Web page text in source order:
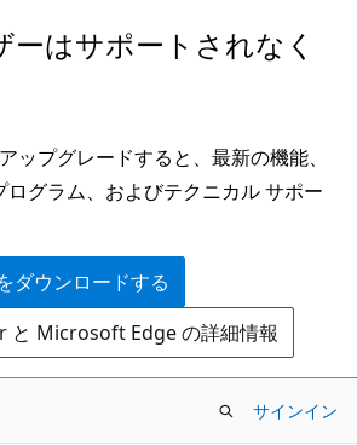
ーはサポートされなく
プグレードすると、最新の機能、
ログラム、およびテクニカル サポー
ダウンロードする
Microsoft Edge の詳細情報
サインイン